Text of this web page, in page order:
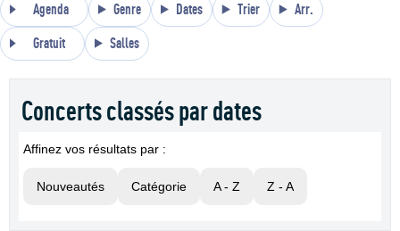
Agenda Genre Dates Trier Arr.
Gratuit Salles
Concerts classés par dates
Affinez vos résultats par :
Nouveautés Catégorie A - Z Z - A